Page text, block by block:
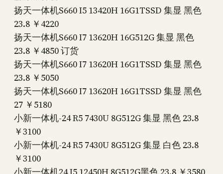
扬天一体机S660 I5 13420H 16G1TSSD 集显 黑色
23.8 ￥4220
扬天一体机S660 I7 13620H 16G512G 集显 黑色
23.8 ￥4850 订货
扬天一体机S660 I7 13620H 16G1TSSD 集显 黑色
23.8 ￥5050
扬天一体机S660 I7 13620H 16G1TSSD 集显 黑色
27 ￥5180
小新一体机-24 R5 7430U 8G512G 集显 黑色 23.8
￥3100
小新一体机-24 R5 7430U 8G512G 集显 白色 23.8
￥3100